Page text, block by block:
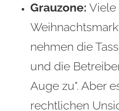
Grauzone: Viele
nehmen die
und die
Auge zu". Aber
rechtlichen